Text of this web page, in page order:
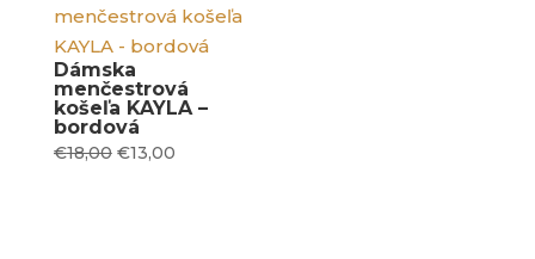
Dámska
menčestrová
košeľa KAYLA –
bordová
€18,00 Original
€13,00Current